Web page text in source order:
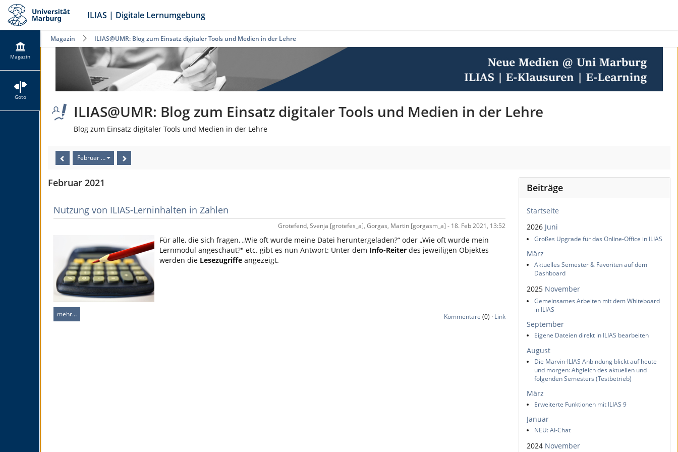
ILIAS | Digitale Lernumgebung
Magazin
Goto
Magazin ILIAS@UMR: Blog zum Einsatz digitaler Tools und Medien in der Lehre
ILIAS@UMR: Blog zum Einsatz digitaler Tools und Medien in der Lehre
Blog zum Einsatz digitaler Tools und Medien in der Lehre
Februar 2021
Februar 2021
Nutzung von ILIAS-Lerninhalten in Zahlen
Grotefend, Svenja [grotefes_a], Gorgas, Martin [gorgasm_a] - 18. Feb 2021, 13:52
Für alle, die sich fragen, „Wie oft wurde meine Datei heruntergeladen?“ oder „Wie oft wurde mein
Lernmodul angeschaut?" etc. gibt es nun Antwort: Unter dem Info-Reiter des jeweiligen Objektes
werden die Lesezugriffe angezeigt.
mehr… Kommentare (0) · Link
Beiträge
Startseite
2026 Juni
Großes Upgrade für das Online-Office in ILIAS
März
Aktuelles Semester & Favoriten auf dem
Dashboard
2025 November
Gemeinsames Arbeiten mit dem Whiteboard
in ILIAS
September
Eigene Dateien direkt in ILIAS bearbeiten
August
Die Marvin-ILIAS Anbindung blickt auf heute
und morgen: Abgleich des aktuellen und
folgenden Semesters (Testbetrieb)
März
Erweiterte Funktionen mit ILIAS 9
Januar
NEU: AI-Chat
2024 November